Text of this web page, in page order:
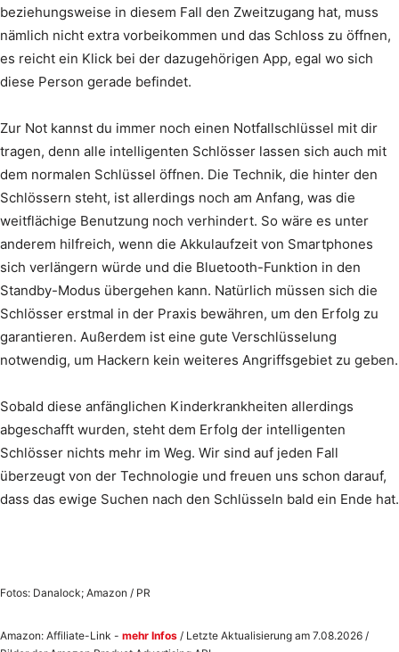
beziehungsweise in diesem Fall den Zweitzugang hat, muss
nämlich nicht extra vorbeikommen und das Schloss zu öffnen,
es reicht ein Klick bei der dazugehörigen App, egal wo sich
diese Person gerade befindet.
Zur Not kannst du immer noch einen Notfallschlüssel mit dir
tragen, denn alle intelligenten Schlösser lassen sich auch mit
dem normalen Schlüssel öffnen. Die Technik, die hinter den
Schlössern steht, ist allerdings noch am Anfang, was die
weitflächige Benutzung noch verhindert. So wäre es unter
anderem hilfreich, wenn die Akkulaufzeit von Smartphones
sich verlängern würde und die Bluetooth-Funktion in den
Standby-Modus übergehen kann. Natürlich müssen sich die
Schlösser erstmal in der Praxis bewähren, um den Erfolg zu
garantieren. Außerdem ist eine gute Verschlüsselung
notwendig, um Hackern kein weiteres Angriffsgebiet zu geben.
Sobald diese anfänglichen Kinderkrankheiten allerdings
abgeschafft wurden, steht dem Erfolg der intelligenten
Schlösser nichts mehr im Weg. Wir sind auf jeden Fall
überzeugt von der Technologie und freuen uns schon darauf,
dass das ewige Suchen nach den Schlüsseln bald ein Ende hat.
Fotos: Danalock; Amazon / PR
Amazon: Affiliate-Link - mehr Infos / Letzte Aktualisierung am 7.08.2026 /